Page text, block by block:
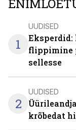
1
UUDISED
flippimine
sellesse
2
UUDISED
krõbedat